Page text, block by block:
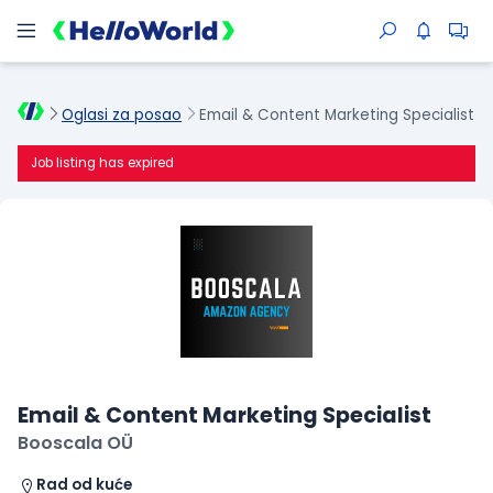
Oglasi za posao Email & Content Marketing Specialist
Job listing has expired
Email & Content Marketing Specialist
Booscala OÜ
Rad od kuće